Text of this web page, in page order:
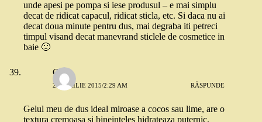
unde apesi pe pompa si iese produsul – e mai simplu
decat de ridicat capacul, ridicat sticla, etc. Si daca nu ai
decat doua minute pentru dus, mai degraba iti petreci
timpul visand decat manevrand sticlele de cosmetice in
baie 🙂
Cris
24 APRILIE 2015/2:29 AM RĂSPUNDE
Gelul meu de dus ideal miroase a cocos sau lime, are o
textura cremoasa si bineinteles hidrateaza puternic.